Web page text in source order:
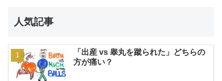
人気記事
「出産 vs 睾丸を蹴られた」どちらの
方が痛い？